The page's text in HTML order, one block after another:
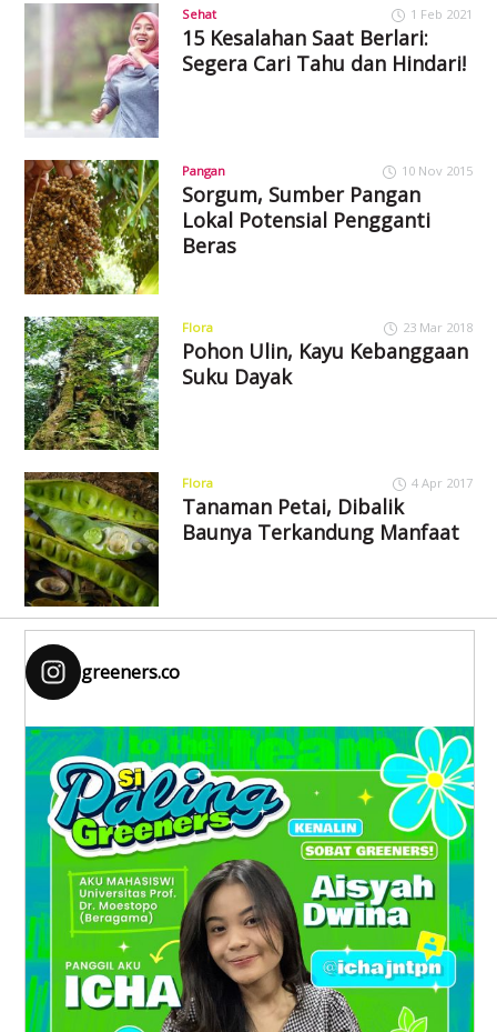
Sehat 1 Feb 2021
15 Kesalahan Saat Berlari:
Segera Cari Tahu dan Hindari!
Pangan 10 Nov 2015
Sorgum, Sumber Pangan
Lokal Potensial Pengganti
Beras
Flora 23 Mar 2018
Pohon Ulin, Kayu Kebanggaan
Suku Dayak
Flora 4 Apr 2017
Tanaman Petai, Dibalik
Baunya Terkandung Manfaat
greeners.co